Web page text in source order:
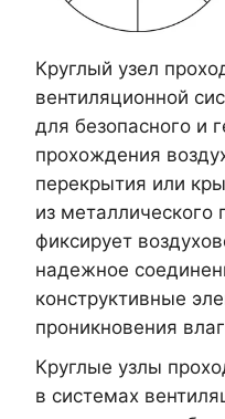
Круглый узел
вентиляционной
для безопасного и
прохождения
перекрытия или
из металлического
фиксирует
надежное
конструктивные
проникновения
Круглые узлы
в системах